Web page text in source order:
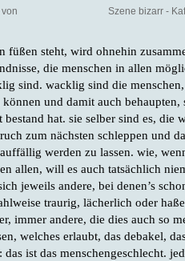
Szene bizarr -
füßen steht, wird ohnehin
die menschen in allen
sind. wacklig sind die
und damit auch behaupten,
hat. sie selber sind es, die
zum nächsten schleppen und
werden zu lassen. wie,
allen, will es auch tatsächlich
jeweils andere, bei denen’s
traurig, lächerlich oder
immer andere, die dies auch so
welches erlaubt, das debakel,
das ist das menschengeschlecht.